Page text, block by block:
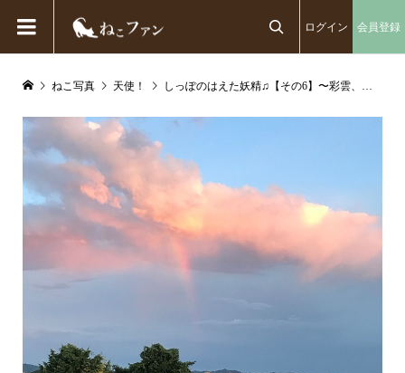
ログイン 会員登録
ねこ写真 天使！ しっぽのはえた妖精♫【その6】〜彩雲、幸せのおすそ分け〜